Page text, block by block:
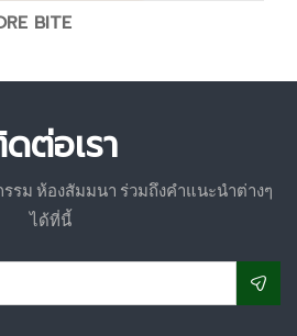
BITE
ต่อเรา
รม ห้องสัมมนา ร่วมถึงคำแนะนำต่างๆ
ได้ที่นี้